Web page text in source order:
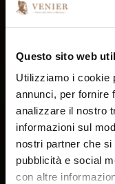
Questo sito web
Utilizziamo i cookie
annunci, per fornire
analizzare il nostro
informazioni sul
nostri partner che
pubblicità e social
con altre